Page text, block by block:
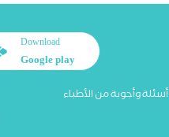
Download
Google play
أسئلة وأجوبة من الأطباء